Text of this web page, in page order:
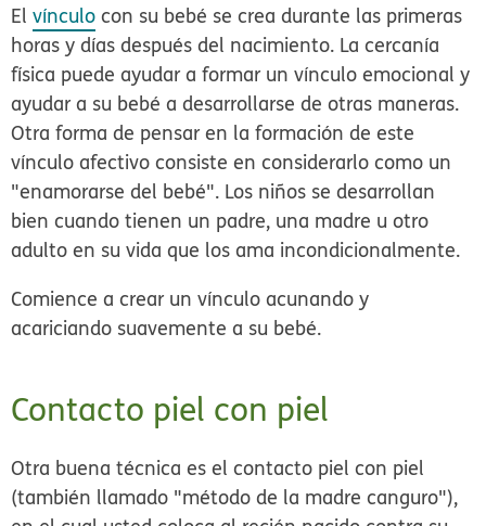
Elvínculo con su bebé se crea durante las primeras
horas y días después del nacimiento. La cercanía
física puede ayudar a formar un vínculo emocional y
ayudar a su bebé a desarrollarse de otras maneras.
Otra forma de pensar en la formación de este
vínculo afectivo consiste en considerarlo como un
"enamorarse del bebé". Los niños se desarrollan
bien cuando tienen un padre, una madre u otro
adulto en su vida que los ama incondicionalmente.
Comience a crear un vínculo acunando y
acariciando suavemente a su bebé.
Contacto piel con piel
Otra buena técnica es el contacto piel con piel
(también llamado "método de la madre canguro"),